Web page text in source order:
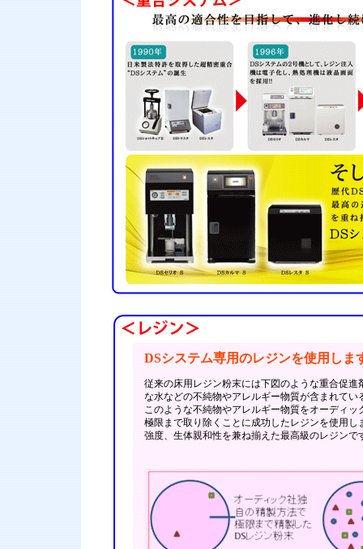
DSシステム専用のレジンを使用しま
従来の床用レジン粉末には下図のような重合促進
な水などの不純物やアレルギー物質が含まれてい
このような不純物やアレルギー物質をオーディッ
極限まで取り除くことに成功したレジンを使用し
強度、生体親和性を兼ね揃えた最高級のレジンで